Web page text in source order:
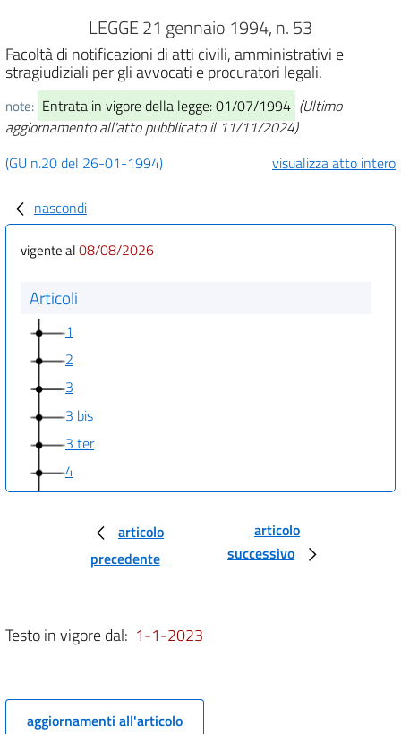
LEGGE 21 gennaio 1994, n. 53
Facoltà di notificazioni di atti civili, amministrativi e
stragiudiziali per gli avvocati e procuratori legali.
note: Entrata in vigore della legge: 01/07/1994 (Ultimo
aggiornamento all'atto pubblicato il 11/11/2024)
(GU n.20 del 26-01-1994)
visualizza atto intero
nascondi
vigente al08/08/2026
Articoli
1
2
3
3 bis
3 ter
4
5
10
12
13
articolo
precedente
articolo
successivo
Testo in vigore dal: 1-1-2023
aggiornamenti all'articolo